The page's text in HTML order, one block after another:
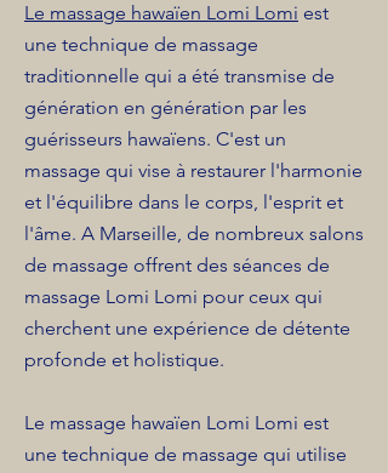
Le massage hawaïen Lomi Lomi est
une technique de massage
traditionnelle qui a été transmise de
génération en génération par les
guérisseurs hawaïens. C'est un
massage qui vise à restaurer l'harmonie
et l'équilibre dans le corps, l'esprit et
l'âme. A Marseille, de nombreux salons
de massage offrent des séances de
massage Lomi Lomi pour ceux qui
cherchent une expérience de détente
profonde et holistique.
Le massage hawaïen Lomi Lomi est
une technique de massage qui utilise